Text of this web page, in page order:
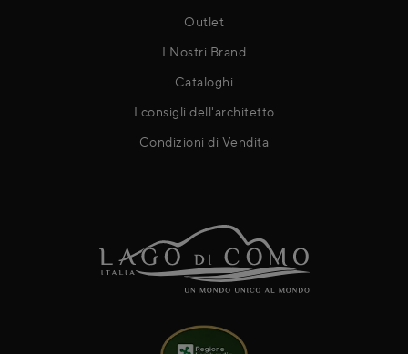
Outlet
I Nostri Brand
Cataloghi
I consigli dell'architetto
Condizioni di Vendita